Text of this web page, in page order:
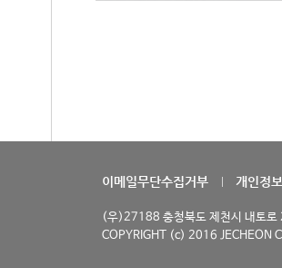
이메일무단수집거부 개인정
(우)27188 충청북도 제천시 내토
COPYRIGHT (c) 2016 JECHEON